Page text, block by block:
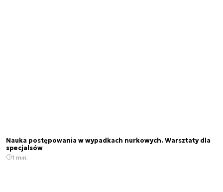
Nauka postępowania w wypadkach nurkowych. Warsztaty dla
specjalsów
1 min.